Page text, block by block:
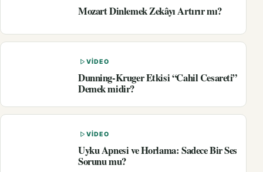
Mozart Dinlemek Zekâyı Artırır mı?
VIDEO
Dunning-Kruger Etkisi “Cahil Cesareti”
Demek midir?
VIDEO
Uyku Apnesi ve Horlama: Sadece Bir Ses
Sorunu mu?